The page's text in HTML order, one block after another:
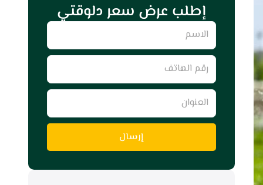
إطلب عرض سعر دلوقتي
Name
رقم
الهاتف
العنوان
إرسال